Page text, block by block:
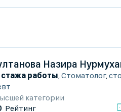
Назира
стажа работы,Стоматолог,
категории
Рейтинг